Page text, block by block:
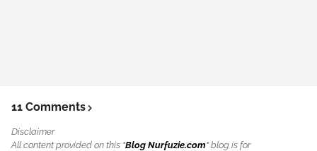
11 Comments
Disclaimer
All content provided on this "Blog Nurfuzie.com" blog is for